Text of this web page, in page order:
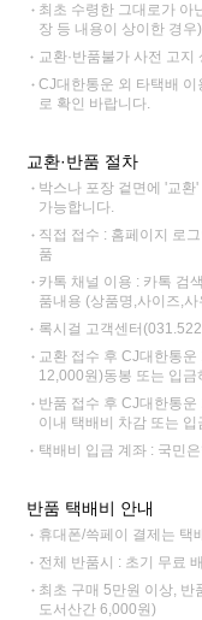
최초 수령한 그대로가 아
장 등 내용이 상이한 경
교환·반품불가 사전 고
CJ대한통운 외 타택배 이
로 확인 바랍니다.
교환·반품 절차
박스나 포장 겉면에 '교
가능합니다.
직접 접수 : 홈페이지 로
품
카톡 채널 이용 : 카톡 검
품내용 (상품명,사이즈,
록시걸 고객센터
교환 접수 후 CJ대한통
12,000원)동봉 또는 입
반품 접수 후 CJ대한통
이내 택배비 차감 또는 입
택배비 입금 계좌 : 국민
반품 택배비 안내
휴대폰/쓱페이 결제는 택
전체 반품시 : 초기 무료
최초 구매 5만원 이상, 반
도서산간 6,000원)